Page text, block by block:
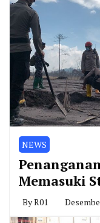
NEWS
Memasuki
ByR01